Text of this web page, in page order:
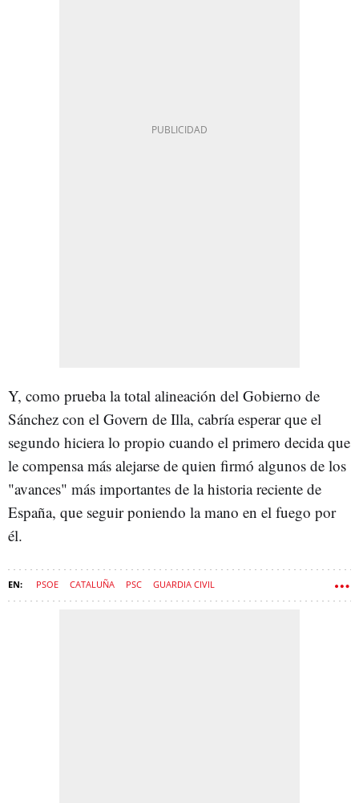
Y, como prueba la total alineación del Gobierno de
Sánchez con el Govern de Illa, cabría esperar que el
segundo hiciera lo propio cuando el primero decida que
le compensa más alejarse de quien firmó algunos de los
"avances" más importantes de la historia reciente de
España, que seguir poniendo la mano en el fuego por
él.
PSOE CATALUÑA PSC GUARDIA CIVIL